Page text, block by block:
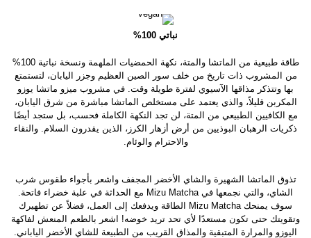
نباتي 100%
طاقة طبيعية من الماتشا والمتة، نكهة الحمضيات الملهمة ونسخة نباتية 100%
من المشروب ذات تاريخ من خلف سور الصين العظيم وجزر اليابان، لتستمتع
بها وتتذكر مذاقها الآسيوي لفترة طويلة وقت. في مشروب ميزو ماتشا يوزو
المكربن ​​قليلاً، والذي يعتمد على مستخلص الماتشا مباشرة من شرق اليابان،
مع الكافيين الطبيعي من المتة، لن تجد النكهة الكاملة فحسب، بل ستجد أيضًا
ذكريات الرهبان البوذيين من أرض أزهار الكرز، الذين يقدرون السلام. والنقاء
والاحترام والوئام.
تذوق الماتشا الشهيرة والشاي الأخضر المجفف واشعر بأجواء طقوس شرب
الشاي، والتي نجمعها في Mizu Matcha مع الحداثة في علبة خضراء فاتحة.
سوف يمنحك Mizu Matcha الطاقة ويدفعك إلى العمل، فضلاً عن تطهيرك
وتقويتك حتى تكون مستعدًا لأي تحد تريد خوضه! اشعر بالطعم المنعش لفاكهة
اليوزو والمرارة المتبقية والمذاق القريب من الطبيعة للشاي الأخضر الياباني.